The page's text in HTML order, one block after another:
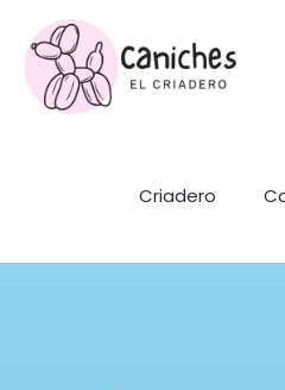
Criadero